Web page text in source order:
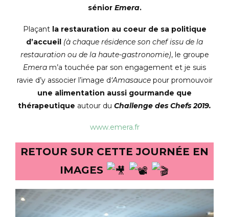
sénior Emera.
Plaçant la restauration au coeur de sa politique
d’accueil (à chaque résidence son chef issu de la
restauration ou de la haute-gastronomie), le groupe
Emera m’a touchée par son engagement et je suis
ravie d’y associer l’image d‘Amasaucepour promouvoir
une alimentation aussi gourmande que
thérapeutique autour du Challenge des Chefs 2019.
www.emera.fr
RETOUR SUR CETTE JOURNÉE EN
IMAGES